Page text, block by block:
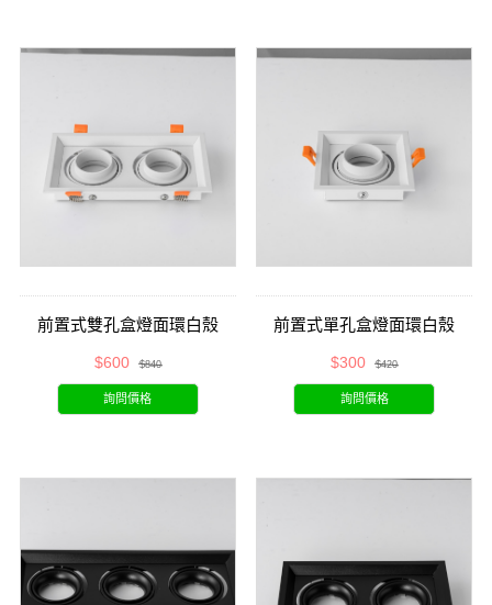
前置式雙孔盒燈面環白殼
$600 $840
詢問價格
前置式單孔盒燈面環白殼
$300 $420
詢問價格